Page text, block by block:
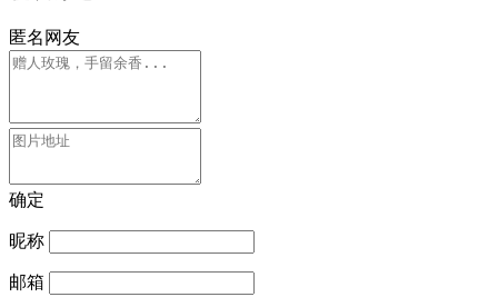
匿名网友
确定
昵称
邮箱